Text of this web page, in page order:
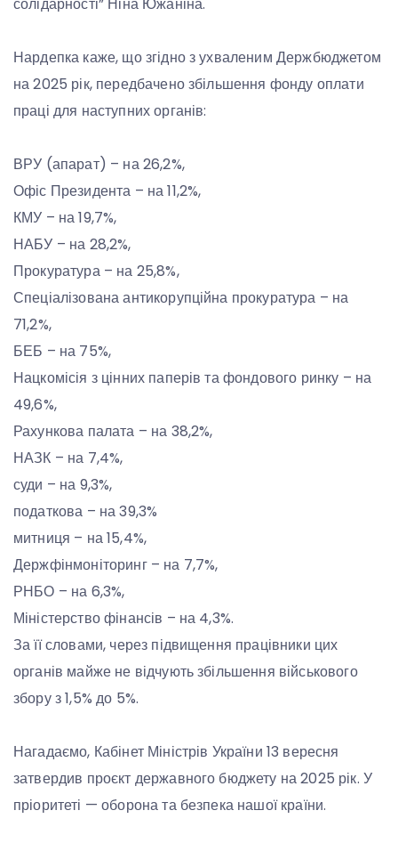
Нардепка каже, що згідно з ухваленим Держбюджетом
на 2025 рік, передбачено збільшення фонду оплати
праці для наступних органів:
ВРУ (апарат) – на 26,2%,
Офіс Президента – на 11,2%,
КМУ – на 19,7%,
НАБУ – на 28,2%,
Прокуратура – на 25,8%,
Спеціалізована антикорупційна прокуратура – на
71,2%,
БЕБ – на 75%,
Нацкомісія з цінних паперів та фондового ринку – на
49,6%,
Рахункова палата – на 38,2%,
НАЗК – на 7,4%,
суди – на 9,3%,
податкова – на 39,3%
митниця – на 15,4%,
Держфінмоніторинг – на 7,7%,
РНБО – на 6,3%,
Міністерство фінансів – на 4,3%.
За її словами, через підвищення працівники цих
органів майже не відчують збільшення військового
збору з 1,5% до 5%.
Нагадаємо, Кабінет Міністрів України 13 вересня
затвердив проєкт державного бюджету на 2025 рік. У
пріоритеті — оборона та безпека нашої країни.